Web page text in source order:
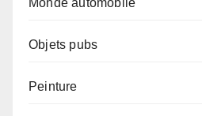
Monde automobile
Objets pubs
Peinture